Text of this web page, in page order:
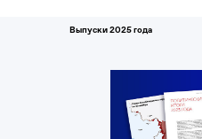
Выпуски 2025 года